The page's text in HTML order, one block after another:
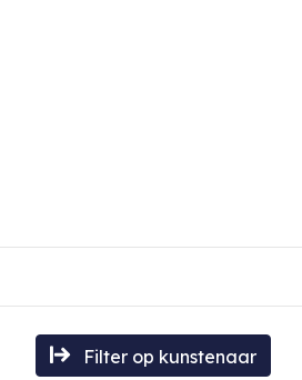
Filter op kunstenaar